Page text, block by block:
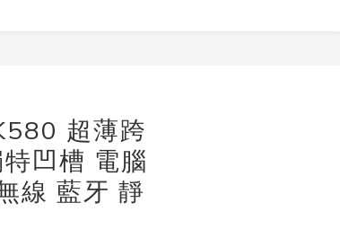
超薄跨
凹槽 電腦
線 藍牙 靜